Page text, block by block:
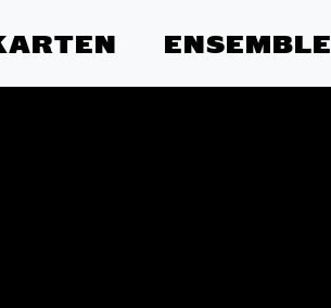
ENSEMBLE